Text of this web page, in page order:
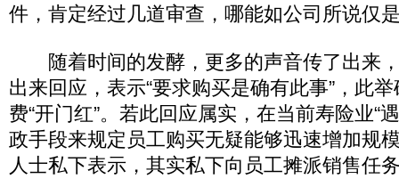
件，肯定经过几道审查，哪能如公司所说仅
随着时间的发酵，更多的声音传了出来
出来回应，表示“要求购买是确有此事”，此
费“开门红”。若此回应属实，在当前寿险业“
政手段来规定员工购买无疑能够迅速增加规
人士私下表示，其实私下向员工摊派销售任